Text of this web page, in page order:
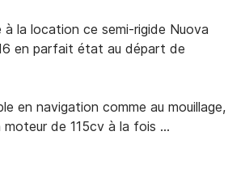
à la location ce semi-rigide Nuova
en parfait état au départ de
en navigation comme au mouillage,
moteur de 115cv à la fois
est de 8 personnes,